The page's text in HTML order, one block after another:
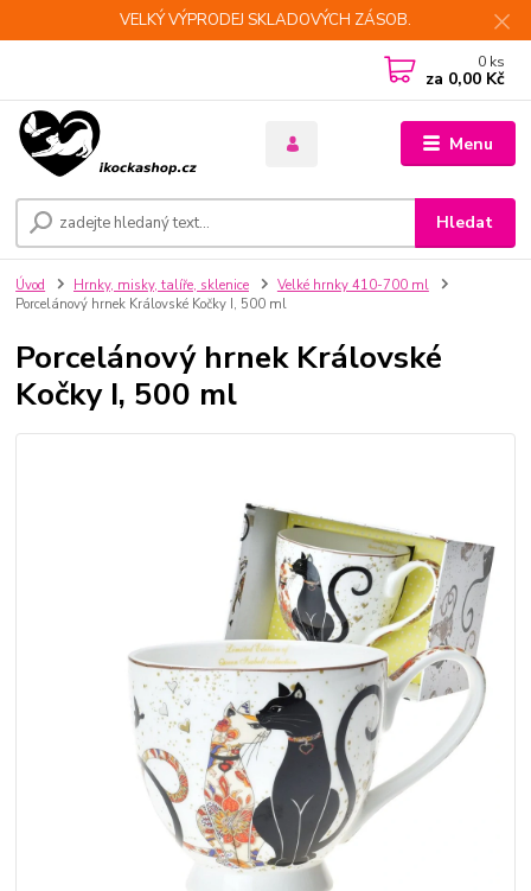
VELKÝ VÝPRODEJ SKLADOVÝCH ZÁSOB.
Menu
Hledat
0 ks
za 0,00 Kč
Úvod Hrnky, misky, talíře, sklenice
Velké hrnky 410-700 ml
Porcelánový hrnek Královské Kočky I, 500 ml
Porcelánový hrnek Královské
Kočky I, 500 ml